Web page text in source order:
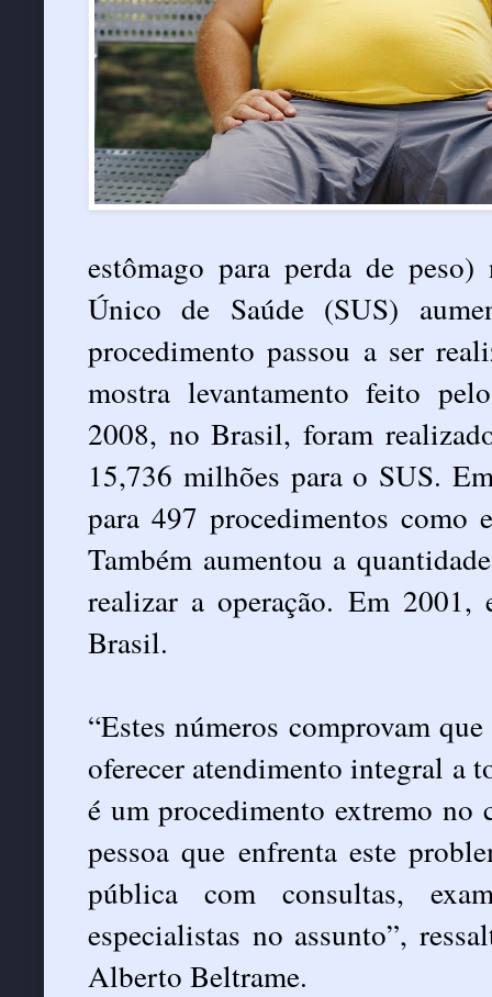
estômago para perda de
Único de Saúde (SUS)
procedimento passou a ser
mostra levantamento feito
2008, no Brasil, foram
15,736 milhões para o SUS.
para 497 procedimentos como
Também aumentou a
realizar a operação. Em
Brasil.
“Estes números comprovam
oferecer atendimento integral a
é um procedimento extremo no
pessoa que enfrenta este
pública com consultas,
especialistas no assunto”,
Alberto Beltrame.